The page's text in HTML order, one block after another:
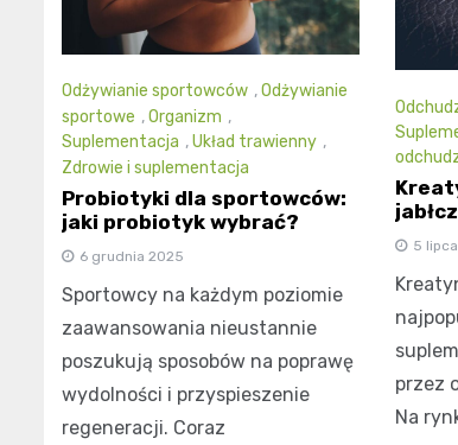
Odżywianie sportowców ,Odżywianie
sportowe ,Organizm ,
Suplementacja ,Układ trawienny ,
Zdrowie i suplementacja
Probiotyki dla sportowców:
jaki probiotyk wybrać?
6 grudnia 2025
Sportowcy na każdym poziomie
zaawansowania nieustannie
poszukują sposobów na poprawę
wydolności i przyspieszenie
regeneracji. Coraz
5
przez
Na